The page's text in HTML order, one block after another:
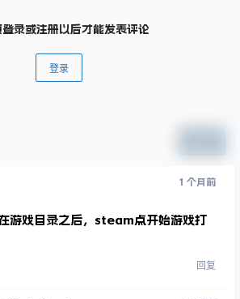
录或注册以后才能发表评论
登录
1 个月前
游戏目录之后，steam点开始游戏打
回复